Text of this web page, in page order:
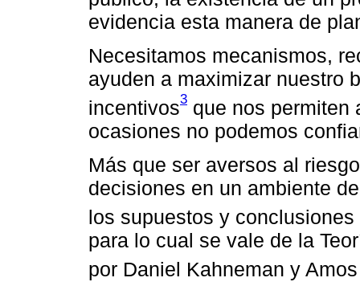
evidencia esta manera de
Necesitamos mecanismos,
ayuden a maximizar nuestro
incentivos3 que nos permiten
ocasiones no podemos
Más que ser aversos al
decisiones en un ambiente
los supuestos y
para lo cual se vale de la
por Daniel Kahneman y